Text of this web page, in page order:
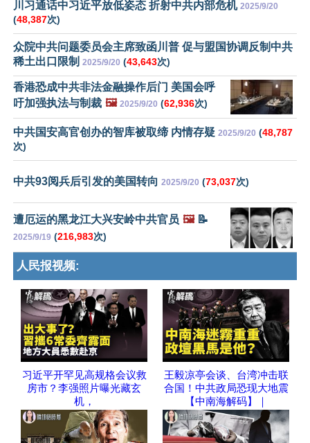
川习通话中习近平放低姿态 折射中共内部危机 2025/9/20
(48,387次)
众院中共问题委员会主席致函川普 促与盟国协调反制中共
稀土出口限制 2025/9/20 (43,643次)
香港恐成中共非法金融操作后门 美国会呼
吁加强执法与制裁 🖼️ 2025/9/20 (62,936次)
中共国安高官创办的智库被取缔 内情存疑 2025/9/20 (48,787
次)
中共93阅兵后引发的美国转向 2025/9/20 (73,037次)
遭厄运的黑龙江大兴安岭中共官员 🖼️📝
2025/9/19 (216,983次)
人民报视频:
习近平开罕见高规格会议救
房市？李强照片曝光藏玄
机，
王毅凉亭会谈、台湾冲击联
合国！中共政局恐现大地震
【中南海解码】｜